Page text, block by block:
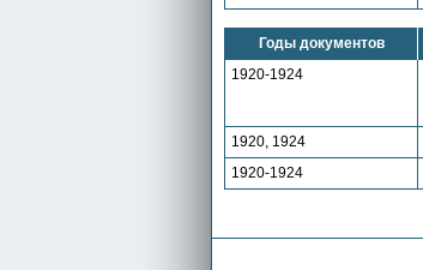
Годы документов
1920-1924
1920, 1924
1920-1924